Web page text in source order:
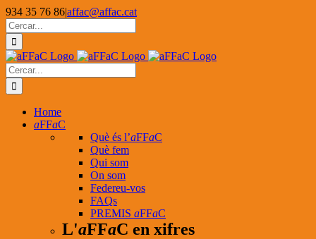
Skip
to
content
934 35 76 86|affac@affac.cat
Facebook
X
YouTube
Cerca
…
Cerca
…
Home
aFFaC
Què és l’aFFaC
Què fem
Qui som
On som
Federeu-vos
FAQs
PREMIS aFFaC
L'aFFaC en xifres